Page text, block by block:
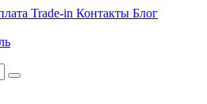
Trade-in Контакты Блог